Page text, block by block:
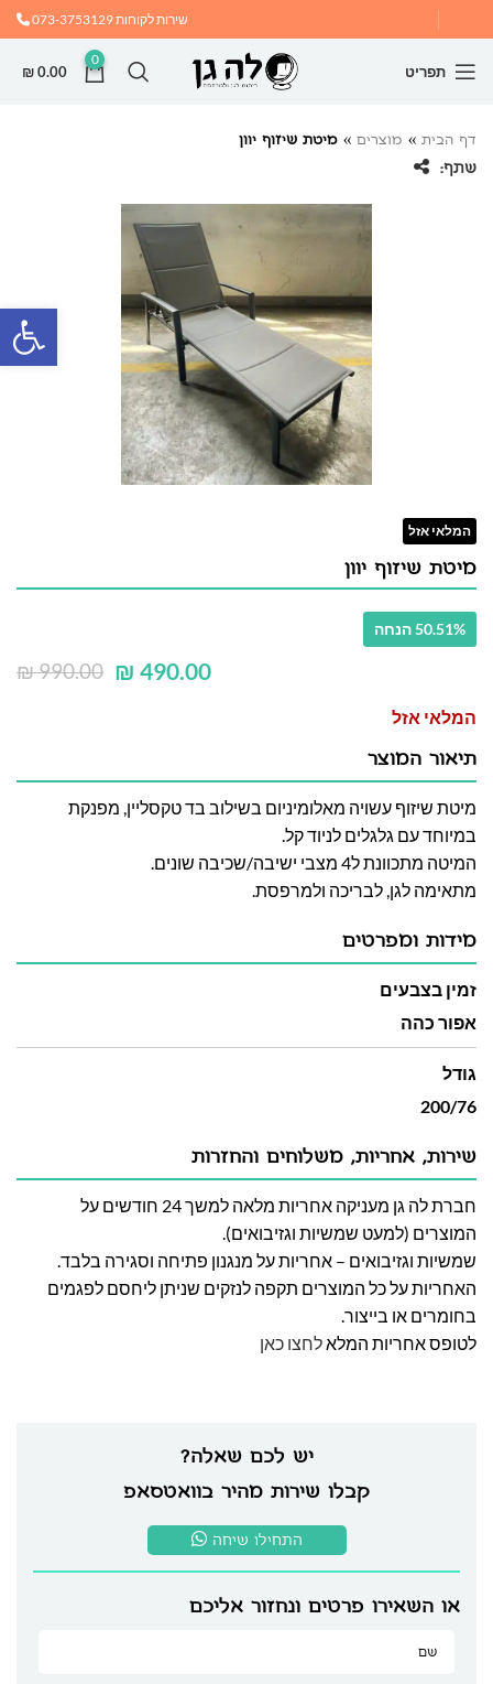
שירות לקוחות073-3753129
תפריט
0
₪0.00
דף הבית » מוצרים » מיטת שיזוף יוון
שתף:
המלאי אזל
מיטת שיזוף יוון
50.51% הנחה
₪990.00 ₪ 490.00
המלאי אזל
תיאור המוצר
מיטת שיזוף עשויה מאלומיניום בשילוב בד טקסליין, מפנקת
במיוחד עם גלגלים לניוד קל.
המיטה מתכוונת ל4 מצבי ישיבה/שכיבה שונים.
מתאימה לגן, לבריכה ולמרפסת.
מידות ומפרטים
זמין בצבעים
אפור כהה
גודל
200/76
יש לכם שאלה?
קבלו שירות מהיר בוואטסאפ
התחילו שיחה
או השאירו פרטים ונחזור אליכם
שירות, אחריות, משלוחים והחזרות
חברת לה גן מעניקה אחריות מלאה למשך 24 חודשים על
המוצרים (למעט שמשיות וגזיבואים).
שמשיות וגזיבואים – אחריות על מנגנון פתיחה וסגירה בלבד.
האחריות על כל המוצרים תקפה לנזקים שניתן ליחסם לפגמים
בחומרים או בייצור.
לטופס אחריות המלאלחצו כאן